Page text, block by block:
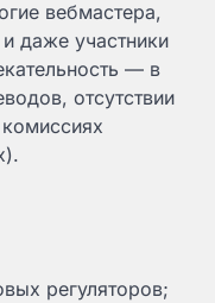
вебмастера,
даже участники
— в
отсутствии
регуляторов;